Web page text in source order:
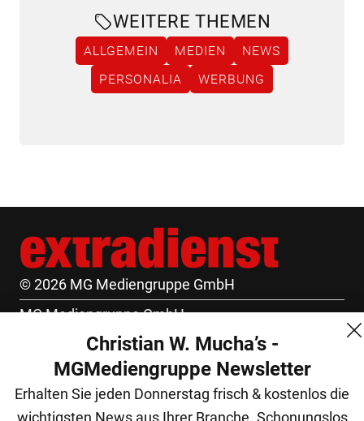
WEITERE THEMEN
ALLGEMEIN MEDIEN
NEWS
PERSONALIA
WERBUNG
© 2026 MG Mediengruppe GmbH
MG Mediengruppe GmbH
Burgring 1/7
1010 Wien
+43 (1) 522 14 14
Christian W. Mucha’s -
MGMediengruppe Newsletter
Erhalten Sie jeden Donnerstag frisch & kostenlos die
wichtigsten News aus Ihrer Branche. Schonungslos